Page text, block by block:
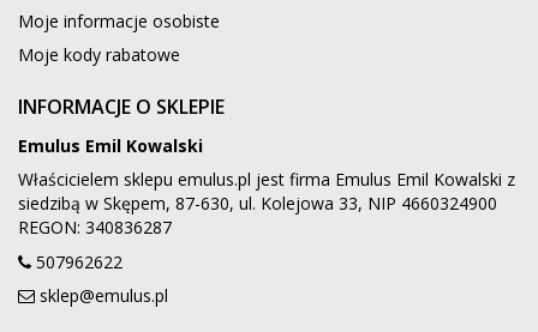
Moje informacje osobiste
Moje kody rabatowe
INFORMACJE O SKLEPIE
Emulus Emil Kowalski
Właścicielem sklepu emulus.pl jest firma Emulus Emil Kowalski z
siedzibą w Skępem, 87-630, ul. Kolejowa 33, NIP 4660324900
REGON: 340836287
507962622
sklep@emulus.pl